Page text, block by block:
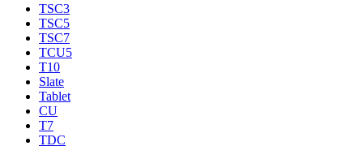
TSC3
TSC5
TSC7
TCU5
T10
Slate
Tablet
CU
T7
TDC